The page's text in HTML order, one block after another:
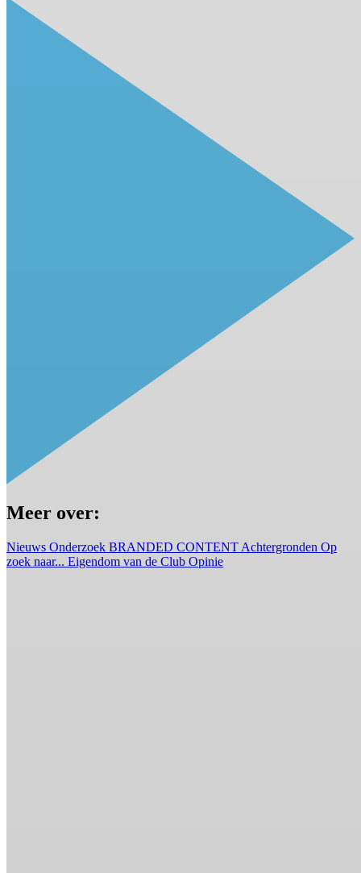
Meer over:
Nieuws Onderzoek BRANDED CONTENT Achtergronden Op
zoek naar... Eigendom van de Club Opinie